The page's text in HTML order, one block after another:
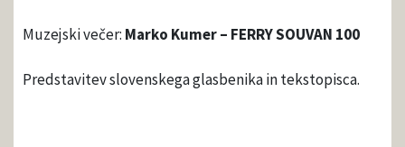
Muzejski večer: Marko Kumer – FERRY SOUVAN 100
Predstavitev slovenskega glasbenika in tekstopisca.